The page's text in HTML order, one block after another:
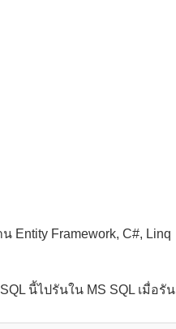
Entity Framework, C#, Linq
นี้ไปรันใน MS SQL เมื่อรัน